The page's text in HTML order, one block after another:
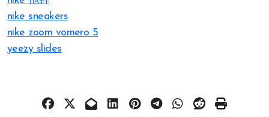
nike sneakers
nike zoom vomero 5
yeezy slides